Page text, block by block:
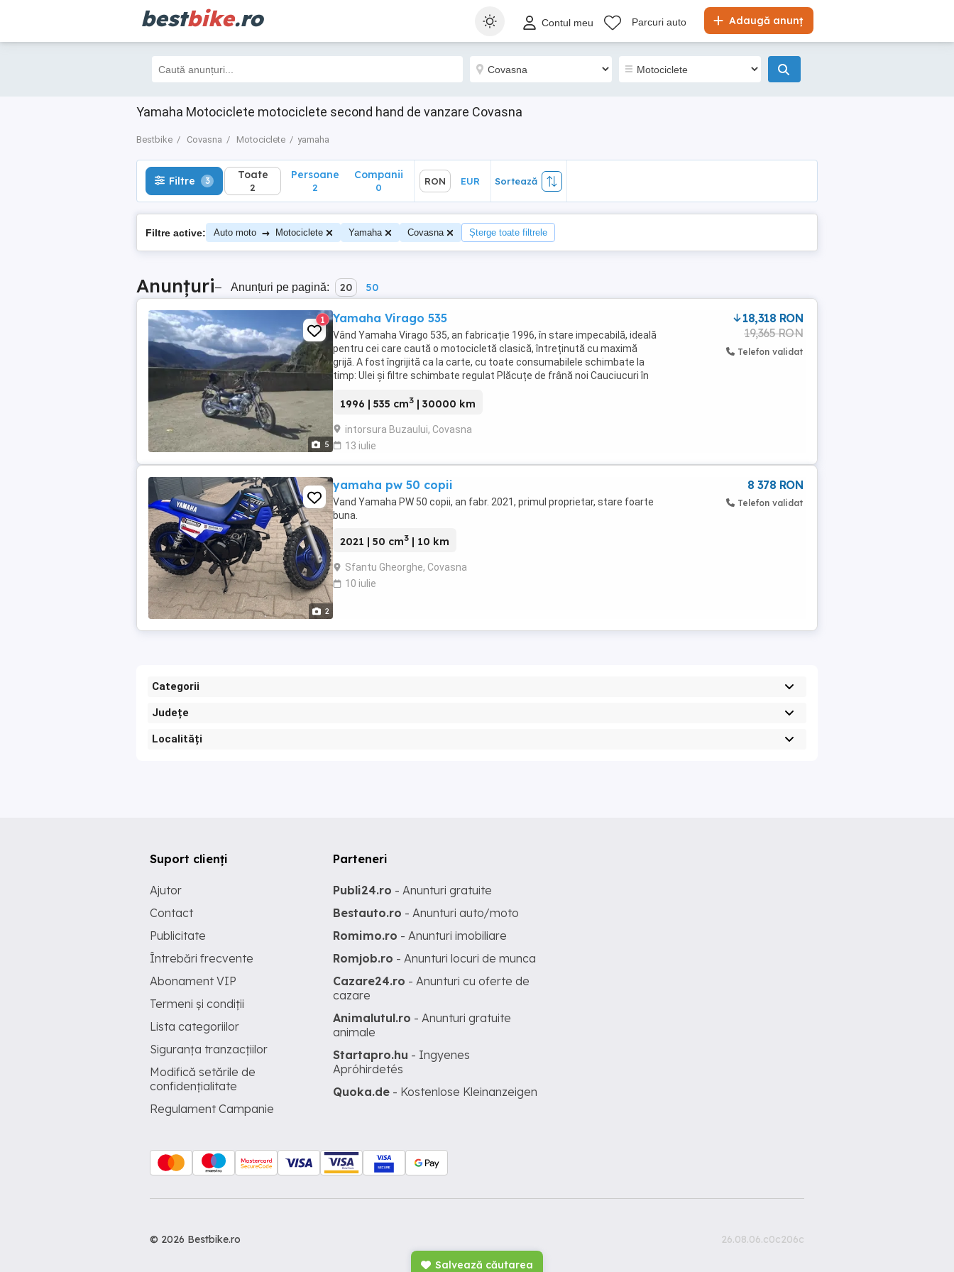
bestbike.ro Adaugă anunț
Contul meu Parcuri auto
Yamaha Motociclete motociclete second hand de vanzare Covasna
Bestbike Covasna Motociclete yamaha
Filtre 3 Toate
2
Sortează
Filtre 3 Toate
2
Persoane
2
Companii
0
RON EUR Sortează
Filtre active: Auto moto → Motociclete Yamaha Covasna Șterge toate filtrele
Anunțuri– Anunțuri pe pagină: 20 50
5
1 Yamaha Virago 535
Vând Yamaha Virago 535, an fabricație 1996, în stare impecabilă, ideală
pentru cei care caută o motocicletă clasică, întreținută cu maximă
grijă. A fost îngrijită ca la carte, cu toate consumabilele schimbate la
timp: Ulei și filtre schimbate regulat Plăcuțe de frână noi Cauciucuri în
1996 | 535 cm3 | 30000 km
intorsura Buzaului, Covasna
13 iulie
18,318 RON
19,365 RON
Telefon validat
2
yamaha pw 50 copii
Vand Yamaha PW 50 copii, an fabr. 2021, primul proprietar, stare foarte
buna.
2021 | 50 cm3 | 10 km
Sfantu Gheorghe, Covasna
10 iulie
8 378 RON
Telefon validat
Categorii
Județe
Localități
Salvează căutarea
Suport clienți
Ajutor
Contact
Publicitate
Întrebări frecvente
Abonament VIP
Termeni și condiții
Lista categoriilor
Siguranța tranzacțiilor
Modifică setările de
confidențialitate
Regulament Campanie
Parteneri
Publi24.ro - Anunturi gratuite
Bestauto.ro - Anunturi auto/moto
Romimo.ro - Anunturi imobiliare
Romjob.ro - Anunturi locuri de munca
Cazare24.ro - Anunturi cu oferte de
cazare
Animalutul.ro - Anunturi gratuite
animale
Startapro.hu - Ingyenes
Apróhirdetés
Quoka.de - Kostenlose Kleinanzeigen
© 2026 Bestbike.ro 26.08.06.c0c206c